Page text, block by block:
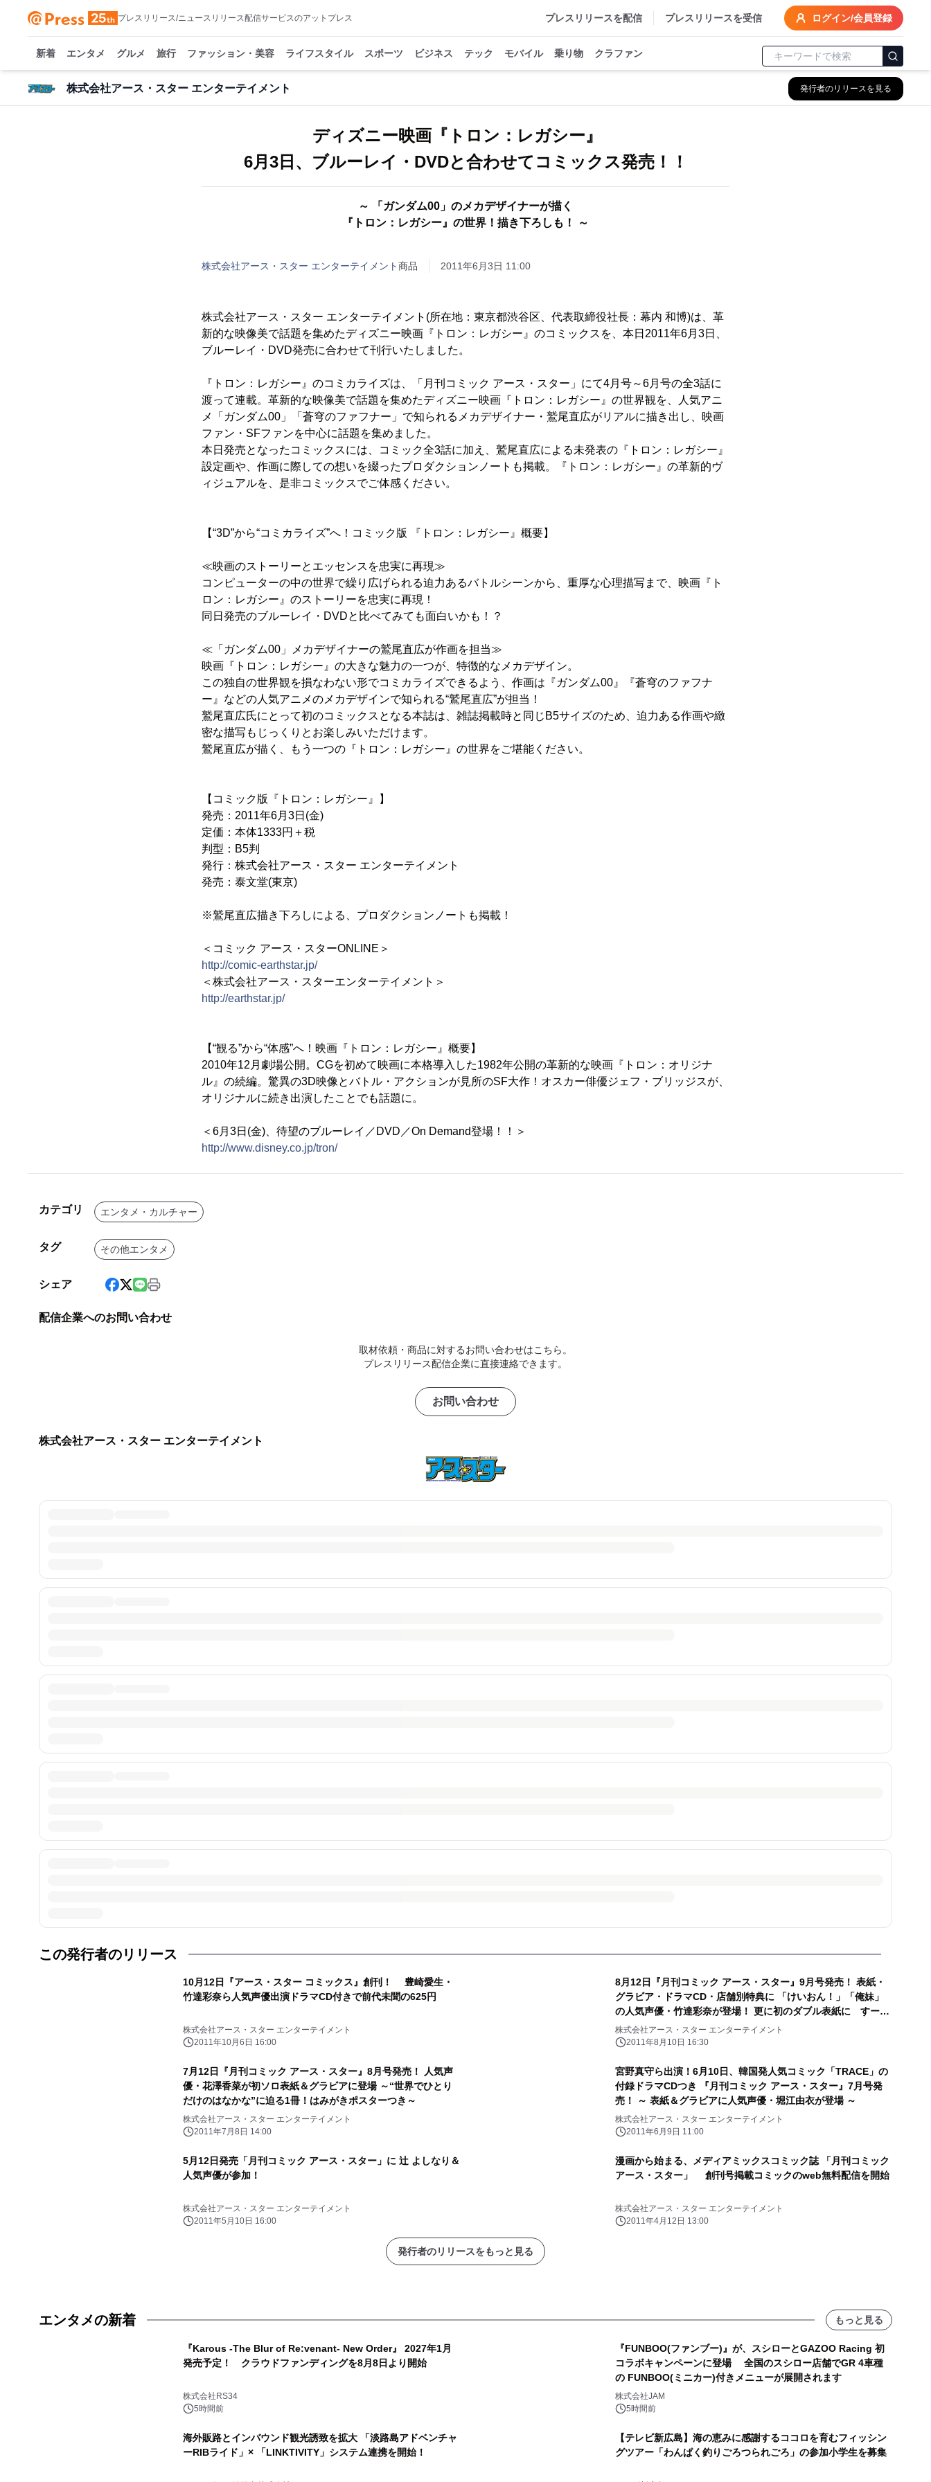
プレスリリース/ニュースリリース配信サービスのアットプレス プレスリリースを配信 プレスリリースを受信 ログイン/会員登録
新着 エンタメ グルメ 旅行 ファッション・美容 ライフスタイル スポーツ ビジネス テック モバイル 乗り物 クラファン
株式会社アース・スター エンターテイメント 発行者のリリースを見る
ディズニー映画『トロン：レガシー』
6月3日、ブルーレイ・DVDと合わせてコミックス発売！！
～ 「ガンダム00」のメカデザイナーが描く
『トロン：レガシー』の世界！描き下ろしも！ ～
株式会社アース・スター エンターテイメント商品 2011年6月3日 11:00
株式会社アース・スター エンターテイメント(所在地：東京都渋谷区、代表取締役社長：幕内 和博)は、革
新的な映像美で話題を集めたディズニー映画『トロン：レガシー』のコミックスを、本日2011年6月3日、
ブルーレイ・DVD発売に合わせて刊行いたしました。
『トロン：レガシー』のコミカライズは、「月刊コミック アース・スター」にて4月号～6月号の全3話に
渡って連載。革新的な映像美で話題を集めたディズニー映画『トロン：レガシー』の世界観を、人気アニ
メ「ガンダム00」「蒼穹のファフナー」で知られるメカデザイナー・鷲尾直広がリアルに描き出し、映画
ファン・SFファンを中心に話題を集めました。
本日発売となったコミックスには、コミック全3話に加え、鷲尾直広による未発表の『トロン：レガシー』
設定画や、作画に際しての想いを綴ったプロダクションノートも掲載。『トロン：レガシー』の革新的ヴ
ィジュアルを、是非コミックスでご体感ください。
【“3D”から“コミカライズ”へ！コミック版 『トロン：レガシー』概要】
≪映画のストーリーとエッセンスを忠実に再現≫
コンピューターの中の世界で繰り広げられる迫力あるバトルシーンから、重厚な心理描写まで、映画『ト
ロン：レガシー』のストーリーを忠実に再現！
同日発売のブルーレイ・DVDと比べてみても面白いかも！？
≪「ガンダム00」メカデザイナーの鷲尾直広が作画を担当≫
映画『トロン：レガシー』の大きな魅力の一つが、特徴的なメカデザイン。
この独自の世界観を損なわない形でコミカライズできるよう、作画は『ガンダム00』『蒼穹のファフナ
ー』などの人気アニメのメカデザインで知られる“鷲尾直広”が担当！
鷲尾直広氏にとって初のコミックスとなる本誌は、雑誌掲載時と同じB5サイズのため、迫力ある作画や緻
密な描写もじっくりとお楽しみいただけます。
鷲尾直広が描く、もう一つの『トロン：レガシー』の世界をご堪能ください。
【コミック版『トロン：レガシー』】
発売：2011年6月3日(金)
定価：本体1333円＋税
判型：B5判
発行：株式会社アース・スター エンターテイメント
発売：泰文堂(東京)
※鷲尾直広描き下ろしによる、プロダクションノートも掲載！
＜コミック アース・スターONLINE＞
http://comic-earthstar.jp/
＜株式会社アース・スターエンターテイメント＞
http://earthstar.jp/
【“観る”から“体感”へ！映画『トロン：レガシー』概要】
2010年12月劇場公開。CGを初めて映画に本格導入した1982年公開の革新的な映画『トロン：オリジナ
ル』の続編。驚異の3D映像とバトル・アクションが見所のSF大作！オスカー俳優ジェフ・ブリッジスが、
オリジナルに続き出演したことでも話題に。
＜6月3日(金)、待望のブルーレイ／DVD／On Demand登場！！＞
http://www.disney.co.jp/tron/
カテゴリ エンタメ・カルチャー
タグ その他エンタメ
シェア
配信企業へのお問い合わせ
取材依頼・商品に対するお問い合わせはこちら。
プレスリリース配信企業に直接連絡できます。
お問い合わせ
株式会社アース・スター エンターテイメント
この発行者のリリース
10月12日『アース・スター コミックス』創刊！ 豊崎愛生・
竹達彩奈ら人気声優出演ドラマCD付きで前代未聞の625円
株式会社アース・スター エンターテイメント
2011年10月6日 16:00
8月12日『月刊コミック アース・スター』9月号発売！ 表紙・
グラビア・ドラマCD・店舗別特典に 「けいおん！」「俺妹」
の人気声優・竹達彩奈が登場！ 更に初のダブル表紙に すーぱ
ーそに子 登場
株式会社アース・スター エンターテイメント
2011年8月10日 16:30
7月12日『月刊コミック アース・スター』8月号発売！ 人気声
優・花澤香菜が初ソロ表紙＆グラビアに登場 ～“世界でひとり
だけのはなかな”に迫る1冊！はみがきポスターつき～
株式会社アース・スター エンターテイメント
2011年7月8日 14:00
宮野真守ら出演！6月10日、韓国発人気コミック「TRACE」の
付録ドラマCDつき 『月刊コミック アース・スター』7月号発
売！ ～ 表紙＆グラビアに人気声優・堀江由衣が登場 ～
株式会社アース・スター エンターテイメント
2011年6月9日 11:00
5月12日発売「月刊コミック アース・スター」に 辻 よしなり＆
人気声優が参加！
株式会社アース・スター エンターテイメント
2011年5月10日 16:00
漫画から始まる、メディアミックスコミック誌 「月刊コミック
アース・スター」 創刊号掲載コミックのweb無料配信を開始
株式会社アース・スター エンターテイメント
2011年4月12日 13:00
発行者のリリースをもっと見る
エンタメの新着 もっと見る
『Karous -The Blur of Re:venant- New Order』 2027年1月
発売予定！ クラウドファンディングを8月8日より開始
株式会社RS34
5時間前
『FUNBOO(ファンブー)』が、スシローとGAZOO Racing 初
コラボキャンペーンに登場 全国のスシロー店舗でGR 4車種
の FUNBOO(ミニカー)付きメニューが展開されます
株式会社JAM
5時間前
海外販路とインバウンド観光誘致を拡大 「淡路島アドベンチャ
ーRIBライド」× 「LINKTIVITY」システム連携を開始！
【テレビ新広島】海の恵みに感謝するココロを育むフィッシン
グツアー「わんぱく釣りごろつられごろ」の参加小学生を募集